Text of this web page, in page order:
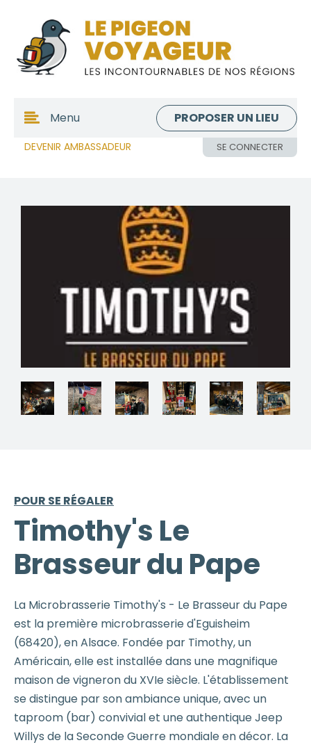
DEVENIR AMBASSADEUR SE CONNECTER
Menu PROPOSER UN LIEU
POUR SE RÉGALER
Timothy's Le
Brasseur du Pape
La Microbrasserie Timothy's - Le Brasseur du Pape
est la première microbrasserie d'Eguisheim
(68420), en Alsace. Fondée par Timothy, un
Américain, elle est installée dans une magnifique
maison de vigneron du XVIe siècle. L'établissement
se distingue par son ambiance unique, avec un
taproom (bar) convivial et une authentique Jeep
Willys de la Seconde Guerre mondiale en décor. La